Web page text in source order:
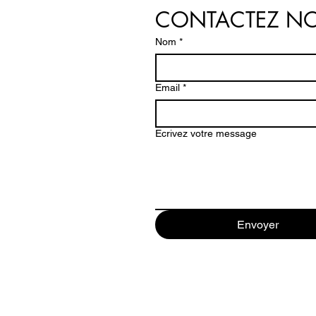
CONTACTEZ
Nom *
Email *
Ecrivez votre message
Envoyer